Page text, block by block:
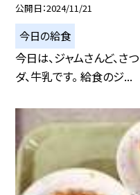
公開日 2024/11/21
今日の給食
今日は、ジャムさんど、さ
ダ、牛乳です。 給食のジ...